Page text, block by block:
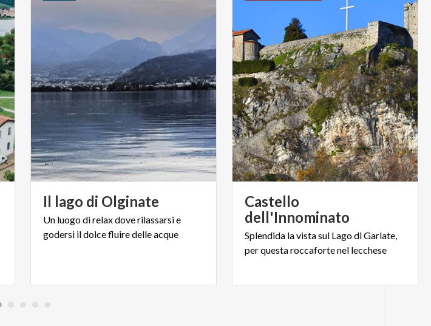
Il lago di Olginate
Un luogodirelaxdoverilassarsie
godersi ildolcefluiredelleacque
Castello
dell'Innominato
Splendida lavistasul LagodiGarlate,
perquestaroccafortenel lecchese